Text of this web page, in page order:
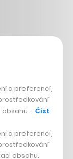
a preferencí,
obsahu … Číst
a preferencí,
obsahu.